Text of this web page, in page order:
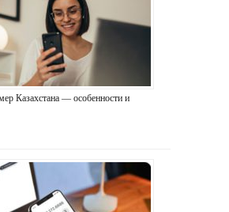
Казахстана — особенности и